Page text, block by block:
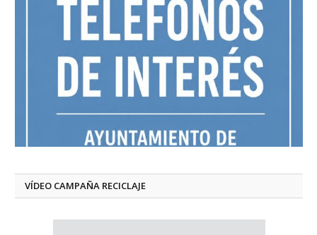
VÍDEO CAMPAÑA RECICLAJE